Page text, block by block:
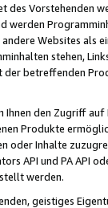
des Vorstehenden
werden
Websites als
stehen,
betreffenden
Ihnen den Zugriff
Produkte
oder Inhalte
API und PA API
werden.
geistiges